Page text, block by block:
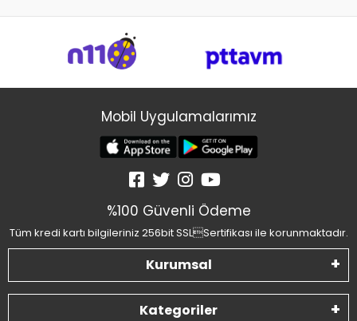
Mobil Uygulamalarımız
%100 Güvenli Ödeme
Tüm kredi kartı bilgileriniz 256bit SSLSertifikası ile korunmaktadır.
Kurumsal
Kategoriler